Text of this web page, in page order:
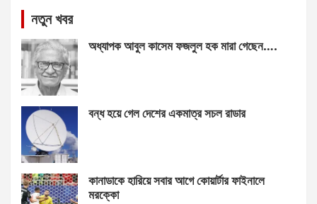
নতুন খবর
অধ্যাপক আবুল কাসেম ফজলুল হক মারা গেছেন….
বন্ধ হয়ে গেল দেশের একমাত্র সচল রাডার
কানাডাকে হারিয়ে সবার আগে কোয়ার্টার ফাইনালে
মরক্কো